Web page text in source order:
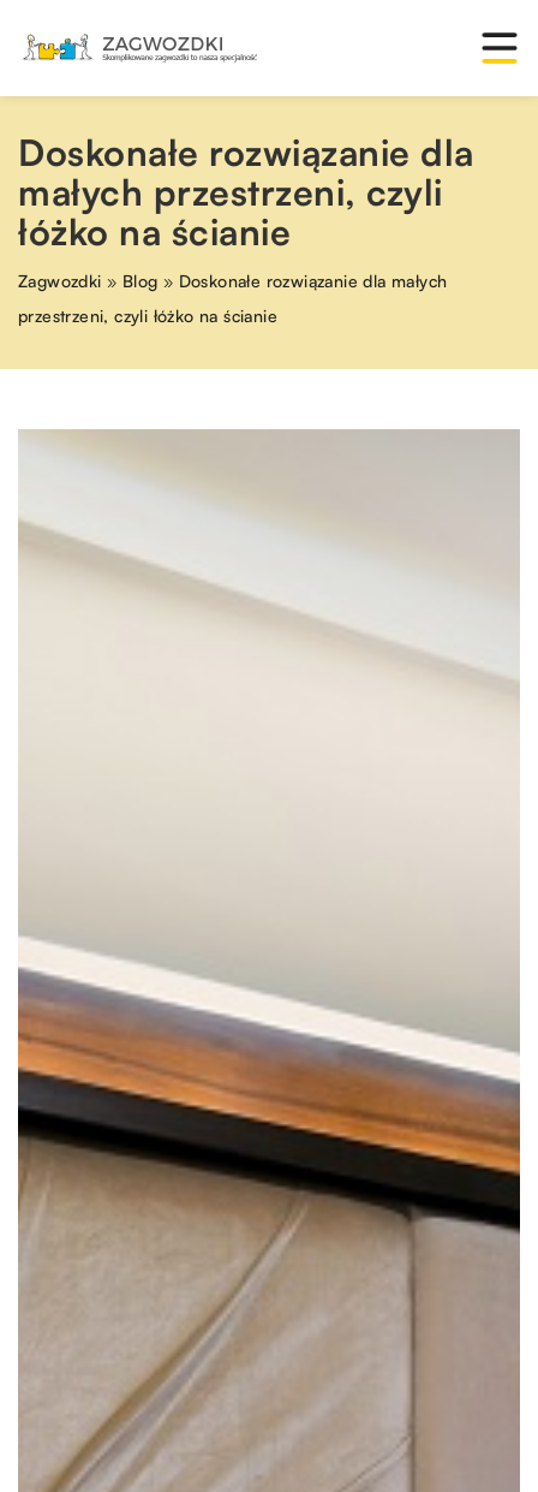
Doskonałe rozwiązanie dla
małych przestrzeni, czyli
łóżko na ścianie
Zagwozdki » Blog » Doskonałe rozwiązanie dla małych
przestrzeni, czyli łóżko na ścianie